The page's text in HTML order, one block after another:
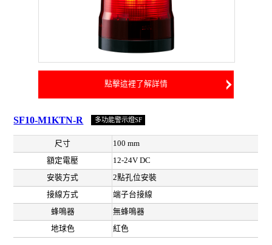
點擊這裡了解詳情
SF10-M1KTN-R 多功能警示燈SF
尺寸
100 mm
額定電壓
12-24V DC
安裝方式
2點孔位安裝
接線方式
端子台接線
蜂鳴器
無蜂鳴器
地球色
紅色